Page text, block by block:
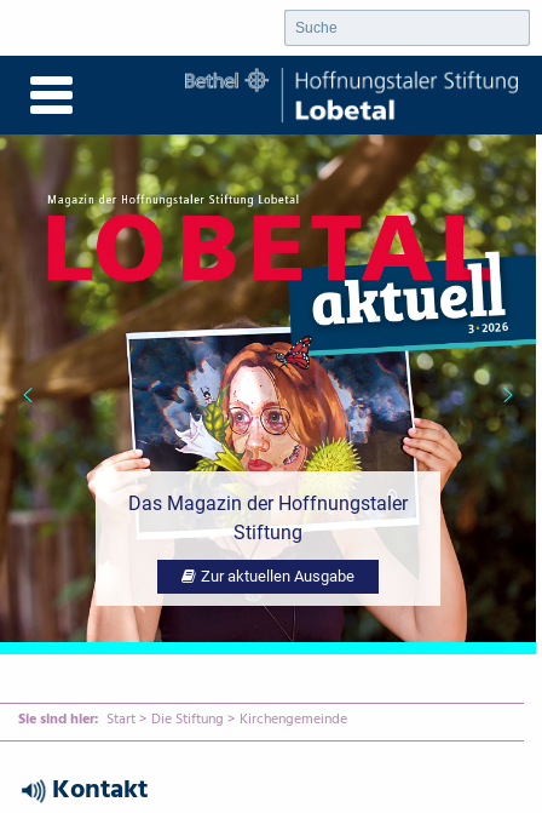
Das Magazin der Hoffnungstaler
Stiftung
Zur aktuellen Ausgabe
Sie sind hier: Start> Die Stiftung > Kirchengemeinde
{Play}Kontakt